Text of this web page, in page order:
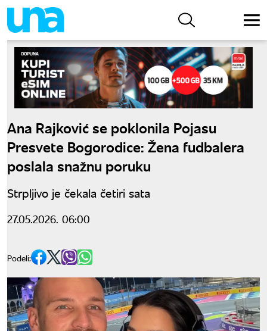
Ana Rajković se poklonila Pojasu
Presvete Bogorodice: Žena fudbalera
poslala snažnu poruku
Strpljivo je čekala četiri sata
27.05.2026. 06:00
Podeli: